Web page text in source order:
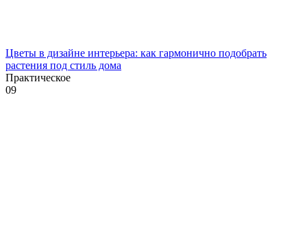
Цветы в дизайне интерьера: как гармонично подобрать
растения под стиль дома
Практическое
09